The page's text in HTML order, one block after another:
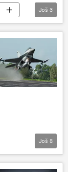
Još 3
Još 8